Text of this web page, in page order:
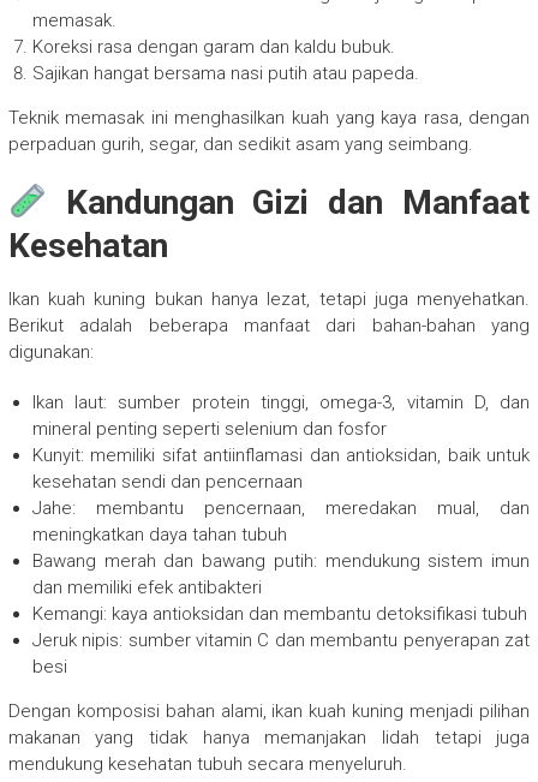
memasak.
Koreksi rasa dengan garam dan kaldu bubuk.
Sajikan hangat bersama nasi putih atau papeda.
Teknik memasak ini menghasilkan kuah yang kaya rasa, dengan
perpaduan gurih, segar, dan sedikit asam yang seimbang.
Kandungan Gizi dan Manfaat
Kesehatan
Ikan kuah kuning bukan hanya lezat, tetapi juga menyehatkan.
Berikut adalah beberapa manfaat dari bahan-bahan yang
digunakan:
Ikan laut: sumber protein tinggi, omega-3, vitamin D, dan
mineral penting seperti selenium dan fosfor
Kunyit: memiliki sifat antiinflamasi dan antioksidan, baik untuk
kesehatan sendi dan pencernaan
Jahe: membantu pencernaan, meredakan mual, dan
meningkatkan daya tahan tubuh
Bawang merah dan bawang putih: mendukung sistem imun
dan memiliki efek antibakteri
Kemangi: kaya antioksidan dan membantu detoksifikasi tubuh
Jeruk nipis: sumber vitamin C dan membantu penyerapan zat
besi
Dengan komposisi bahan alami, ikan kuah kuning menjadi pilihan
makanan yang tidak hanya memanjakan lidah tetapi juga
mendukung kesehatan tubuh secara menyeluruh.